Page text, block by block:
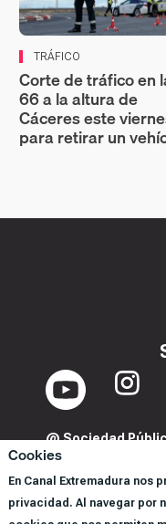
Cookies
En Canal Extremadura nos
privacidad. Al navegar por
TRÁFICO
Corte de tráfico en
66 a la altura de
Cáceres este
para retirar un
@ Sociedad
POLITICA